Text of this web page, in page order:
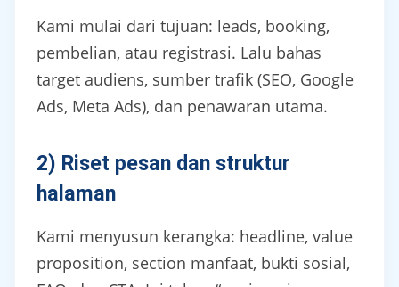
Kami mulai dari tujuan: leads, booking,
pembelian, atau registrasi. Lalu bahas
target audiens, sumber trafik (SEO, Google
Ads, Meta Ads), dan penawaran utama.
2) Riset pesan dan struktur
halaman
Kami menyusun kerangka: headline, value
proposition, section manfaat, bukti sosial,